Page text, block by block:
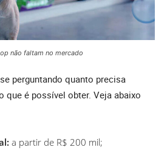
não faltam no mercado
perguntando quanto precisa
que é possível obter. Veja abaixo
a partir de R$ 200 mil;